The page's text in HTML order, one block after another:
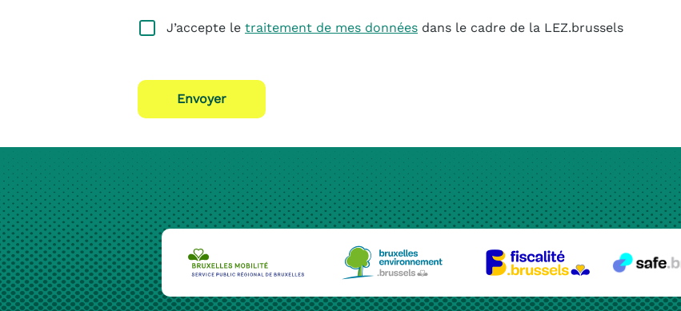
J’accepte le traitement de mes données dans le cadre de la LEZ.brussels
Envoyer